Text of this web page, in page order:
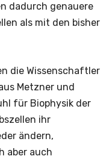
dadurch genauere
als mit den bisher
die Wissenschaftler
Metzner und
für Biophysik der
ihr
ändern,
aber auch